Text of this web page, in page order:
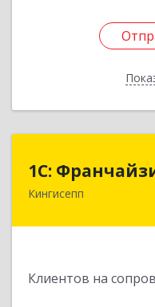
1С:
Кингисепп
Клиентов на